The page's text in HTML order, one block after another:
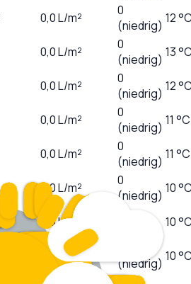
0,0L/m²
0
(niedrig) 12
0,0L/m²
0
(niedrig) 13
0,0L/m²
0
(niedrig) 12
0,0L/m²
0
(niedrig) 11 °C
0,0L/m²
0
(niedrig) 11 °C
0,0L/m²
0
(niedrig) 10
0,0L/m²
(niedrig)10
0,0L/m²
(niedrig) 10